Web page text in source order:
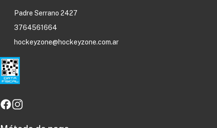
Padre Serrano 2427
3764561664
hockeyzone@hockeyzone.com.ar